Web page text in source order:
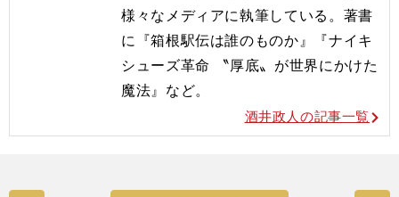
様々なメディアに執筆している。著書
に『箱根駅伝は誰のものか』『ナイキ
シューズ革命 〝厚底〟が世界にかけた
魔法』など。
酒井政人の記事一覧